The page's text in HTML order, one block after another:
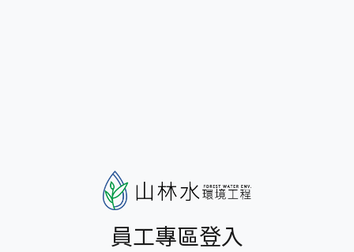
員工專區登入